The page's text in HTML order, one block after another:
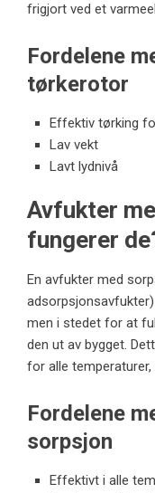
frigjort ved et
Fordelene
tørkerotor
Effektiv tørking
Lav vekt
Lavt lydnivå
Avfukter
fungerer
En avfukter med
men i stedet for at
den ut av bygget.
for alle temperaturer,
Fordelene
sorpsjon
Effektivt i alle